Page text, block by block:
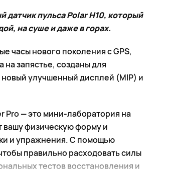
датчик пульса Polar H10, который
на суше и даже в горах.
часы нового поколения с GPS,
запястье, созданы для
улучшенный дисплей (MIP) и
Pro — это мини-лаборатория на
вашу физическую форму и
и упражнения. С помощью
правильно расходовать силы
тестов восстановления и